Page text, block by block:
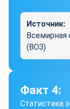
Источник:
Всемирная
(ВОЗ)
Факт 4:
Статистика